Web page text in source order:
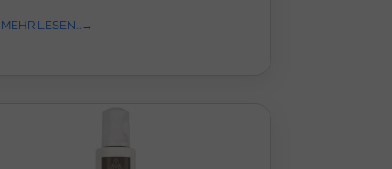
MEHR LESEN...